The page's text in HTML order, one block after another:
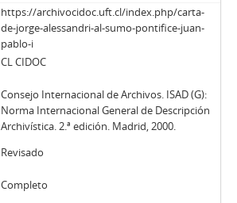
https://archivocidoc.uft.cl/index.php/carta-
de-jorge-alessandri-al-sumo-pontifice-juan-
pablo-i
CL CIDOC
Consejo Internacional de Archivos. ISAD (G):
Norma Internacional General de Descripción
Archivística. 2.ª edición. Madrid, 2000.
Revisado
Completo